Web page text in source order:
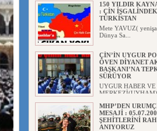
150 YILDIR
: ÇİN
TÜRKİSTAN
Mete YAVUZ(
Dünya Sa...
ÇİN’İN UYGUR
ÖVEN DİYANET
BAŞKANI’NA
SÜRÜYOR
UYGUR HABER
MHP’DEN
MESAJİ :
ŞEHİTLERİNİ
ANIYORUZ